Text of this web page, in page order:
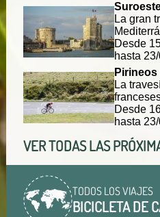
La gran
Desde
hasta
Pirineos
La
Desde
hasta
VER TODAS LAS
TODOS LOS VIAJES
BICICLETA DE